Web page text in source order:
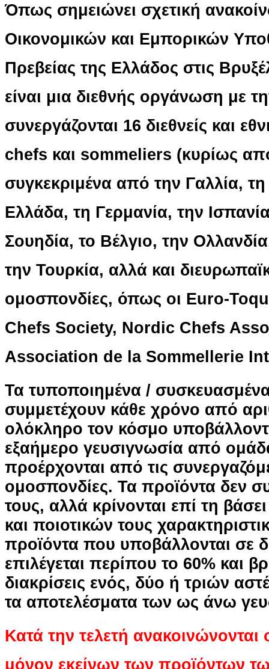
Όπως σημειώνει σχετική
Οικονομικών και Εμπορικών
Πρεβείας της Ελλάδος στις
είναι μια διεθνής οργάνωση με
συνεργάζονται 16 διεθνείς και
chefs και sommeliers (κυρίως
συγκεκριμένα από την Γαλλία,
Ελλάδα, τη Γερμανία, την
Σουηδία, το Βέλγιο, την
την Τουρκία, αλλά και
ομοσπονδίες, όπως οι Euro-
Chefs Society, Nordic Chefs
Association de la Sommellerie
Τα τυποποιημένα /
συμμετέχουν κάθε χρόνο από
ολόκληρο τον κόσμο
εξαήμερο γευσιγνωσία από
προέρχονται από τις
ομοσπονδίες. Τα προϊόντα δεν
τους, αλλά κρίνονται επί τη
και ποιοτικών τους
προϊόντα που υποβάλλονται σε
επιλέγεται περίπου το 60% και
διακρίσεις ενός, δύο ή τριών
τα αποτελέσματα των ως άνω
Κατά την τελετή ανακοινώνονται
μόνον εκείνων των προϊόντων